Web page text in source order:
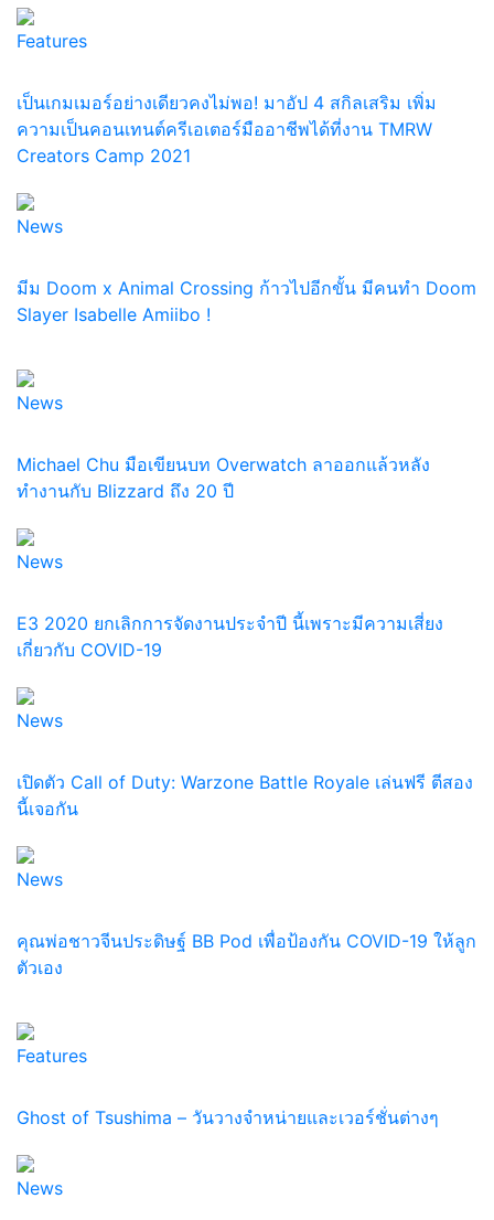
Features
เป็นเกมเมอร์อย่างเดียวคงไม่พอ! มาอัป 4 สกิลเสริม เพิ่ม
ความเป็นคอนเทนต์ครีเอเตอร์มืออาชีพได้ที่งาน TMRW
Creators Camp 2021
News
มีม Doom x Animal Crossing ก้าวไปอีกขั้น มีคนทำ Doom
Slayer Isabelle Amiibo !
News
Michael Chu มือเขียนบท Overwatch ลาออกแล้วหลัง
ทำงานกับ Blizzard ถึง 20 ปี
News
E3 2020 ยกเลิกการจัดงานประจำปี นี้เพราะมีความเสี่ยง
เกี่ยวกับ COVID-19
News
เปิดตัว Call of Duty: Warzone Battle Royale เล่นฟรี ตีสอง
นี้เจอกัน
News
คุณพ่อชาวจีนประดิษฐ์ BB Pod เพื่อป้องกัน COVID-19 ให้ลูก
ตัวเอง
Features
Ghost of Tsushima – วันวางจำหน่ายและเวอร์ชั่นต่างๆ
News